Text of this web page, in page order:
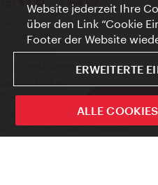
ivie - Die
Kontakt
Impressum
Datenschutz
Nutzungsbedingungen
Presse-Kontakt
Cookie Einstellungen
© Copyright WienTourismus
Website jederzeit Ihre
über den Link “Cookie
Footer der Website
ERWEITERTE
ALLE